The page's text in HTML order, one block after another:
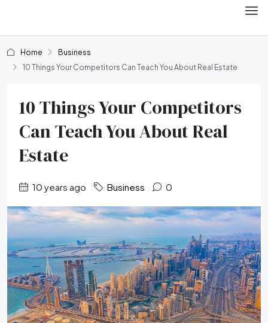
Home
Business
10 Things Your Competitors Can Teach You About Real Estate
10 Things Your Competitors
Can Teach You About Real
Estate
10 years ago Business 0